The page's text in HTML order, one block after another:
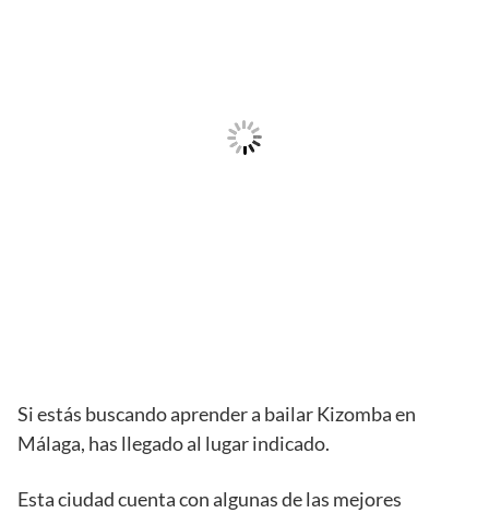
Si estás buscando aprender a bailar Kizomba en
Málaga, has llegado al lugar indicado.
Esta ciudad cuenta con algunas de las mejores